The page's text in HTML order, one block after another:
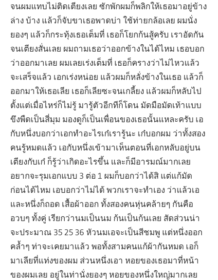
จนผมแทบไม่ติดเตียงเลย ซักพักผมก็พลิกให้เธอมาอยู่ข้าง
ล่าง บ้าง แล้วก็จับขาเธอพาดบ่า ใช้ท่ายกล้อเลย ผมนั่ง
ยองๆ แล้วก็กระทุ้งเธอเต็มที่ เธอก็โยกก้นสู้ครับ เราอัดกัน
จนเตียงสั่นเลย ผมถามเธอว่าออกข้างในได้ไหม เธอบอก
ว่าออกมาเลย ผมเลยเร่งเต็มที่ เธอก็ครางว่าไม่ไหวแล้ว
จะเสร็จแล้ว เอกเร่งหน่อย แล้วผมก็หลั่งข้างในเธอ แล้วก็
ออกมาให้เธอเลีย เธอก็เลียซะจนเกลี้ยง แล้วผมก็หลับไป
ตั้งแต่เมื่อไหร่ก็ไม่รู้ มารู้ตัวอีกทีก็โดน มัดมือมัดเท้าแบบ
ขึงพืดเป็นสี่มุม มองดูก็เป็นเพื่อนของเธอนั้นแหละครับ เอ
กับหนึ่งบอกว่าเอกทำอะไรเก๋เรารู้นะ เก๋บอกผม ว่าทั้งสอง
คนรู้หมดแล้ว เอกับหนึ่งเข้ามาเห็นตอนที่เอกหลับอยู่บน
เตียงกับเก๋ ก็รู้ว่าเกิดอะไรขึ้น และก็มีอารมณ์มากเลย
อยากจะรุมเอกแบบ 3 ต่อ 1 ผมก็บอกว่าได้สิ แต่แก้มัด
ก่อนได้ไหม เอบอกว่าไม่ได้ พวกเราจะทำเอง ว่าแล้วเอ
และหนึ่งก็ถอด เสื้อผ้าออก ทั้งสองคนหุ่นคล้ายๆ กันคือ
อวบๆ ทั้งคู่ เรียกว่านมเป็นนม ก้นเป็นก้นเลย สัดส่วนน่า
จะประมาณ 35 25 36 หัวนมเอจะเป็นสีชมพู แต่หนึ่งออก
คล้ำๆ ท่าจะเคยมาแล้ว พอทั้งสามคนแก้ผ้ากันหมด เอก็
มาเลียที่แท่งของผม ส่วนหนึ่งเอา หอยของเธอมาที่หน้า
ของผมเลย อยู่ในท่านั่งยองๆ หอยของหนึ่งใหญ่มากเลย